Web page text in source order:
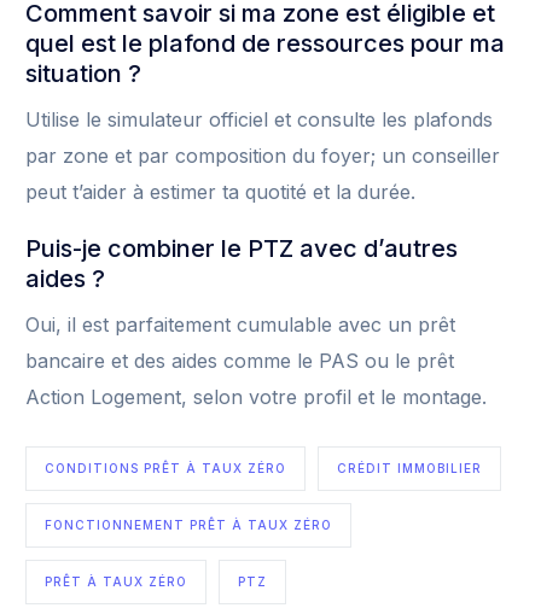
Comment savoir si ma zone est éligible et
quel est le plafond de ressources pour ma
situation ?
Utilise le simulateur officiel et consulte les plafonds
par zone et par composition du foyer; un conseiller
peut t’aider à estimer ta quotité et la durée.
Puis-je combiner le PTZ avec d’autres
aides ?
Oui, il est parfaitement cumulable avec un prêt
bancaire et des aides comme le PAS ou le prêt
Action Logement, selon votre profil et le montage.
CONDITIONS PRÊT À TAUX ZÉRO CRÉDIT IMMOBILIER
FONCTIONNEMENT PRÊT À TAUX ZÉRO
PRÊT À TAUX ZÉRO PTZ